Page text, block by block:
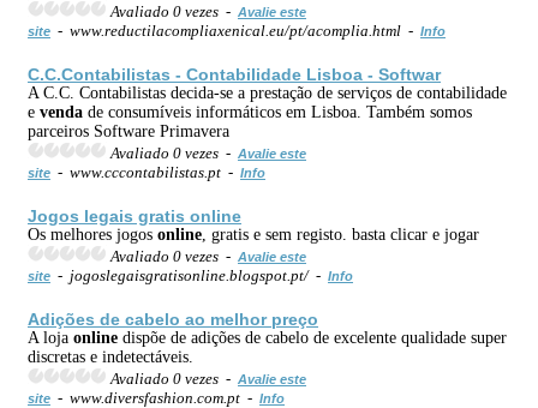
Avaliado 0 vezes - Avalie este
site - www.reductilacompliaxenical.eu/pt/acomplia.html - Info
C.C.Contabilistas - Contabilidade Lisboa - Softwar
A C.C. Contabilistas decida-se a prestação de serviços de contabilidade
e venda de consumíveis informáticos em Lisboa. Também somos
parceiros Software Primavera
Avaliado 0 vezes - Avalie este
site - www.cccontabilistas.pt - Info
Jogos legais gratis online
Os melhores jogos online , gratis e sem registo. basta clicar e jogar
Avaliado 0 vezes - Avalie este
site - jogoslegaisgratisonline.blogspot.pt/ - Info
Adições de cabelo ao melhor preço
A loja online dispõe de adições de cabelo de excelente qualidade super
discretas e indetectáveis.
Avaliado 0 vezes - Avalie este
site - www.diversfashion.com.pt - Info